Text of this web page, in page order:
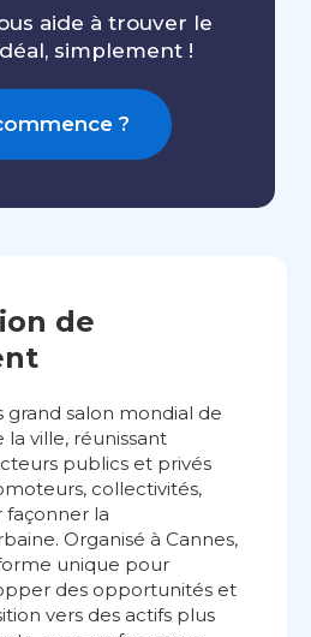
aide à trouver le
simplement !
?
de
grand salon mondial de
la ville, réunissant
publics et privés
collectivités,
la
Organisé à Cannes,
unique pour
des opportunités et
vers des actifs plus